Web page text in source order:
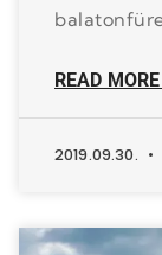
READ
2019.09.30.